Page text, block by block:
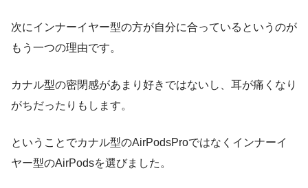
次にインナーイヤー型の方が自分に合っているというのが
もう一つの理由です。
カナル型の密閉感があまり好きではないし、耳が痛くなり
がちだったりもします。
ということでカナル型のAirPodsProではなくインナーイ
ヤー型のAirPodsを選びました。